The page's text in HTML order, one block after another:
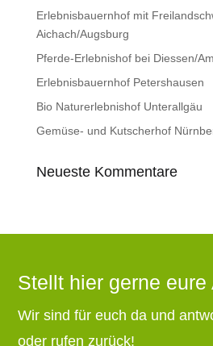
Erlebnisbauernhof mit
Aichach/Augsburg
Pferde-Erlebnishof bei Diessen/
Erlebnisbauernhof Petershausen
Bio Naturerlebnishof Unterallgäu
Gemüse- und Kutscherhof
Neueste Kommentare
Stellt hier gerne eure
Wir sind für euch da und
oder rufen zurück!